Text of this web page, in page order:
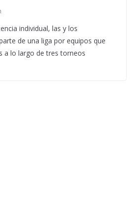
individual, las y los
de una liga por equipos que
a lo largo de tres torneos